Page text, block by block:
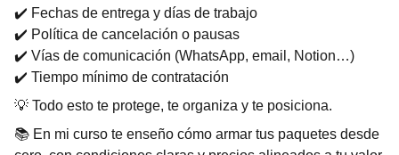
✔️ Fechas de entrega y días de trabajo
✔️ Política de cancelación o pausas
✔️ Vías de comunicación (WhatsApp, email, Notion…)
✔️ Tiempo mínimo de contratación
💡 Todo esto te protege, te organiza y te posiciona.
📚 En mi curso te enseño cómo armar tus paquetes desde